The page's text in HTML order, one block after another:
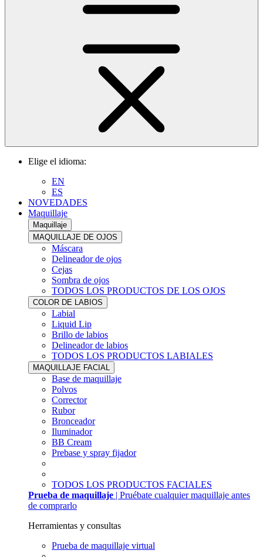
Elige el idioma:
EN
ES
NOVEDADES
Maquillaje
Maquillaje
MAQUILLAJE DE OJOS
Máscara
Delineador de ojos
Cejas
Sombra de ojos
TODOS LOS PRODUCTOS DE LOS OJOS
COLOR DE LABIOS
Labial
Liquid Lip
Brillo de labios
Delineador de labios
TODOS LOS PRODUCTOS LABIALES
MAQUILLAJE FACIAL
Base de maquillaje
Polvos
Corrector
Rubor
Bronceador
Iluminador
BB Cream
Prebase y spray fijador
TODOS LOS PRODUCTOS FACIALES
Prueba de maquillaje | Pruébate cualquier maquillaje antes
de comprarlo
Herramientas y consultas
Prueba de maquillaje virtual